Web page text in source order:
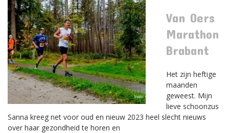
Van Oers
Marathon
Brabant
Het zijn heftige
maanden
geweest. Mijn
lieve schoonzus
Sanna kreeg net voor oud en nieuw 2023 heel slecht nieuws
over haar gezondheid te horen en